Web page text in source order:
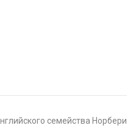
семейства Норбери